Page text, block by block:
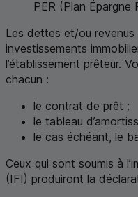
PER (Plan Épargne
Les dettes et/ou revenus
investissements
l’établissement prêteur.
chacun :
le contrat de prêt ;
le tableau
le cas échéant, le
Ceux qui sont soumis à
(IFI) produiront la